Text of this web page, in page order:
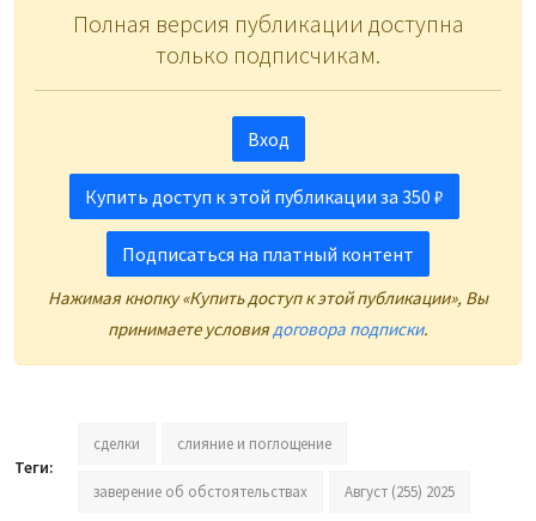
Полная версия публикации доступна
только подписчикам.
Вход
Купить доступ к этой публикации за 350 ₽
Подписаться на платный контент
Нажимая кнопку «Купить доступ к этой публикации», Вы
принимаете условия договора подписки.
Теги:
сделки слияние и поглощение
заверение об обстоятельствах Август (255) 2025